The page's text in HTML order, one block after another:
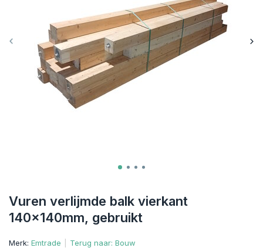
Vuren verlijmde balk vierkant
140x140mm, gebruikt
Merk: Emtrade Terug naar: Bouw